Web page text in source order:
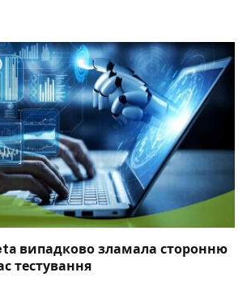
випадково зламала сторонню
тестування